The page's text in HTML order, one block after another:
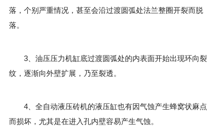
落，个别严重情况，甚至会沿过渡圆弧处法兰整圈开裂而脱
落。
3、油压压力机缸底过渡圆弧处的内表面开始出现环向裂
纹，逐渐向外壁扩展，乃至裂透。
4、全自动液压砖机的液压缸也有因气蚀产生蜂窝状麻点
而损坏，尤其是在进入孔内壁容易产生气蚀。